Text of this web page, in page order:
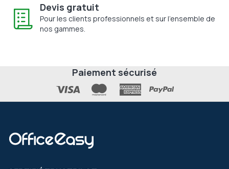
Devis gratuit
Pour les clients professionnels et sur l'ensemble de
nos gammes.
Paiement sécurisé